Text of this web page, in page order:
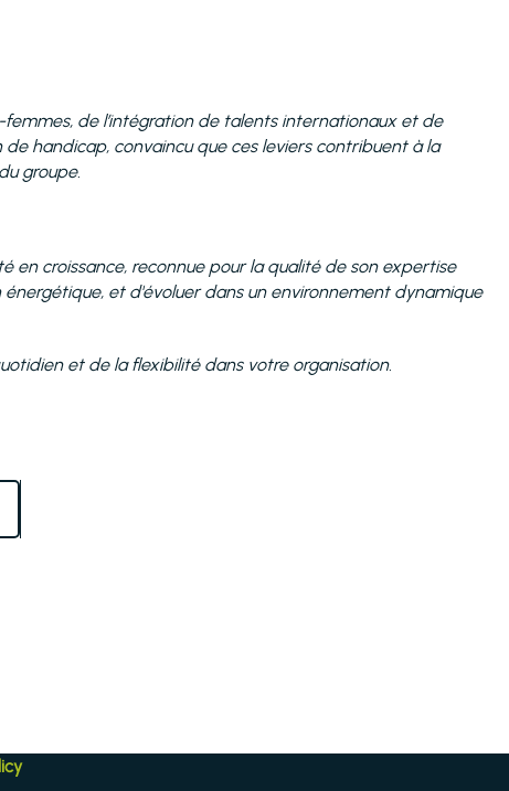
de l’intégration de talents internationaux et de
handicap, convaincu que ces leviers contribuent à la
groupe.
en croissance, reconnue pour la qualité de son expertise
et d'évoluer dans un environnement dynamique
et de la flexibilité dans votre organisation.